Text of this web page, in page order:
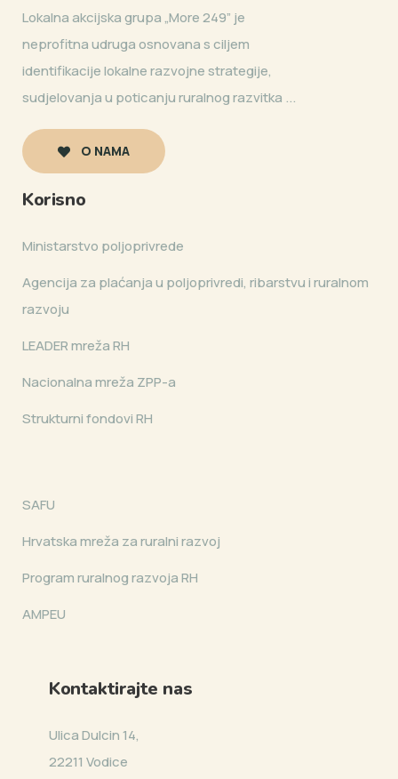
Lokalna akcijska grupa „More 249” je
neprofitna udruga osnovana s ciljem
identifikacije lokalne razvojne strategije,
sudjelovanja u poticanju ruralnog razvitka ...
O NAMA
Korisno
Ministarstvo poljoprivrede
Agencija za plaćanja u poljoprivredi, ribarstvu i ruralnom
razvoju
LEADER mreža RH
Nacionalna mreža ZPP-a
Strukturni fondovi RH
SAFU
Hrvatska mreža za ruralni razvoj
Program ruralnog razvoja RH
AMPEU
Kontaktirajte nas
Ulica Dulcin 14,
22211 Vodice